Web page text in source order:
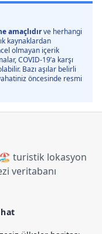
amaçlıdırve herhangi
kaynaklardan
olmayan içerik
COVID-19’a karşı
Bazı aşılar belirli
öncesinde resmi
turistik lokasyon
veritabanı